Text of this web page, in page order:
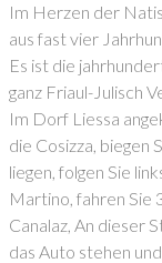
Im Herzen der
aus fast vier
Es ist die
ganz Friaul-Julisch
Im Dorf Liessa
die Cosizza, biegen
liegen, folgen Sie
Martino, fahren Sie
Canalaz, An dieser
das Auto stehen